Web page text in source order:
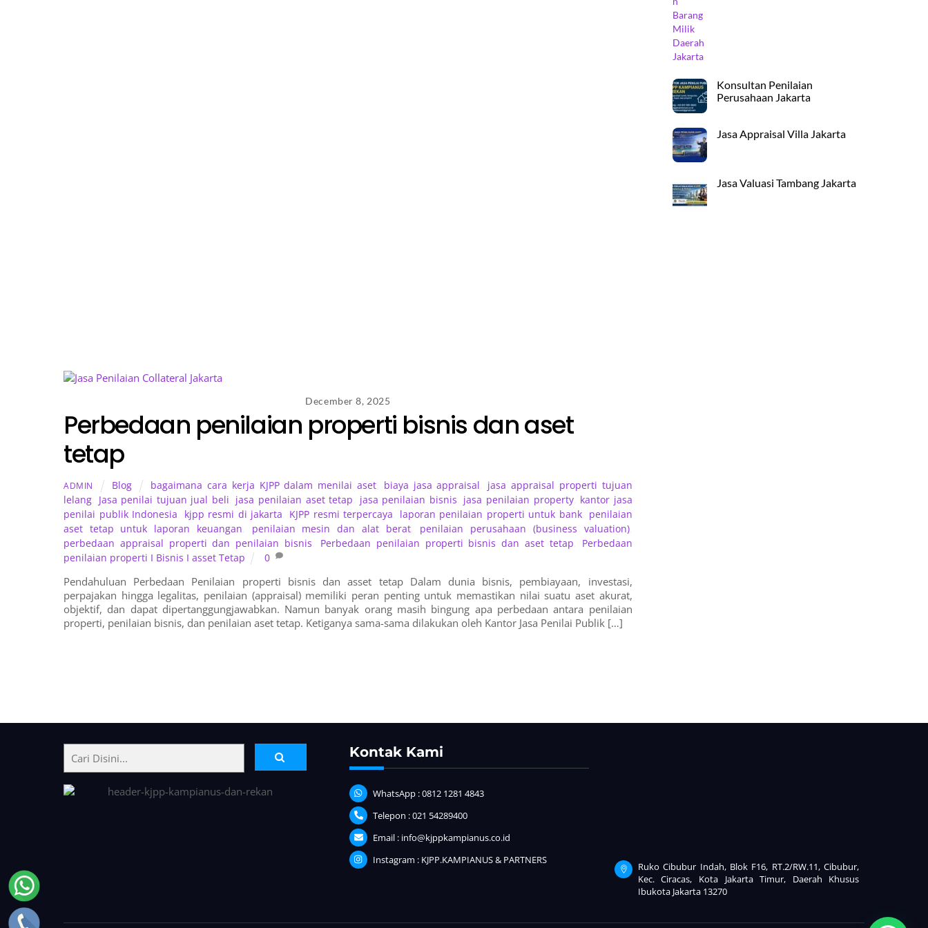
December 8, 2025
Perbedaan penilaian properti bisnis dan aset
tetap
ADMIN Blog bagaimana cara kerja KJPP dalam menilai aset, biaya jasa appraisal
jasa appraisal properti tujuan
lelang
Jasa penilai tujuan jual beli jasa penilaian aset tetap jasa penilaian bisnis jasa penilaian property, kantor jasa
penilai publik Indonesia
kjpp resmi di jakarta KJPP resmi terpercaya laporan penilaian properti untuk bank
penilaian
aset tetap untuk laporan keuangan
penilaian mesin dan alat berat, penilaian perusahaan (business valuation),
perbedaan appraisal properti dan penilaian bisnis
Perbedaan penilaian properti bisnis dan aset tetap
Perbedaan
penilaian properti I Bisnis I asset Tetap
0
Pendahuluan Perbedaan Penilaian properti bisnis dan asset tetap Dalam dunia bisnis, pembiayaan, investasi,
perpajakan hingga legalitas, penilaian (appraisal) memiliki peran penting untuk memastikan nilai suatu aset akurat,
objektif, dan dapat dipertanggungjawabkan. Namun banyak orang masih bingung apa perbedaan antara penilaian
properti, penilaian bisnis, dan penilaian aset tetap. Ketiganya sama-sama dilakukan oleh Kantor Jasa Penilai Publik […]
Konsultan Penilaian
Perusahaan Jakarta
Jasa Appraisal Villa Jakarta
Jasa Valuasi Tambang Jakarta
Back
Kontak Kami
WhatsApp : 0812 1281 4843
Telepon : 021 54289400
Email : info@kjppkampianus.co.id
Instagram : KJPP.KAMPIANUS & PARTNERS
Ruko Cibubur Indah, Blok F16, RT.2/RW.11, Cibubur,
Kec. Ciracas, Kota Jakarta Timur, Daerah Khusus
Ibukota Jakarta 13270